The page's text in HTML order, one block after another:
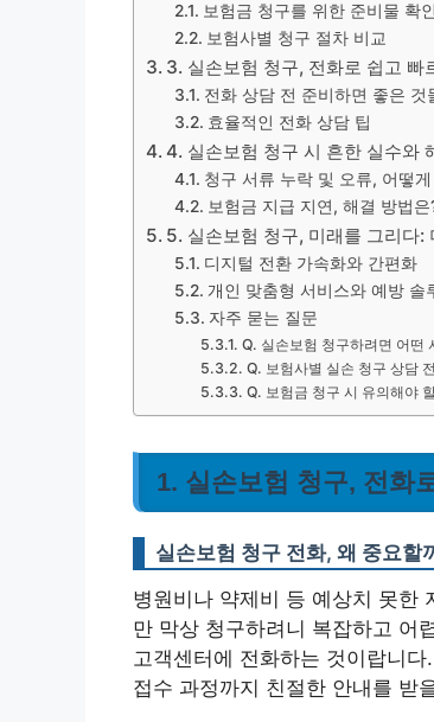
보험금 청구를 위한 준비물 확
보험사별 청구 절차 비교
3. 실손보험 청구, 전화로 쉽고 빠
전화 상담 전 준비하면 좋은 것
효율적인 전화 상담 팁
4. 실손보험 청구 시 흔한 실수와
청구 서류 누락 및 오류, 어떻
보험금 지급 지연, 해결 방법은
5. 실손보험 청구, 미래를 그리다:
디지털 전환 가속화와 간편화
개인 맞춤형 서비스와 예방 솔
자주 묻는 질문
Q. 실손보험 청구하려면 어떤
Q. 보험사별 실손 청구 상담
Q. 보험금 청구 시 유의해야
1. 실손보험 청구, 전화
실손보험 청구 전화, 왜 중요할
병원비나 약제비 등 예상치 못한
만 막상 청구하려니 복잡하고 어
고객센터에 전화하는 것이랍니
접수 과정까지 친절한 안내를 받